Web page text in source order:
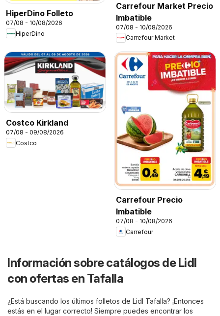
HiperDino Folleto
07/08 - 10/08/2026
HiperDino
Carrefour Market Precio
Imbatible
07/08 - 10/08/2026
Carrefour Market
Costco Kirkland
07/08 - 09/08/2026
Costco
Carrefour Precio
Imbatible
07/08 - 10/08/2026
Carrefour
Información sobre catálogos de Lidl
con ofertas en Tafalla
¿Está buscando los últimos folletos de Lidl Tafalla? ¡Entonces
estás en el lugar correcto! Siempre puedes encontrar los